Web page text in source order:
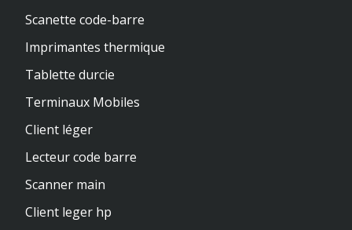
Scanette code-barre
Imprimantes thermique
Tablette durcie
Terminaux Mobiles
Client léger
Lecteur code barre
Scanner main
Client leger hp